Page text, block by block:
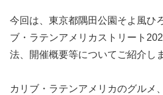
今回は、東京都隅田公園そよ風ひ
ブ・ラテンアメリカストリート
法、開催概要等についてご紹介し
カリブ・ラテンアメリカのグルメ